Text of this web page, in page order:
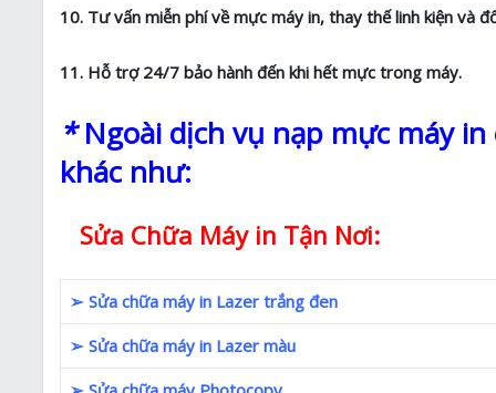
10. Tư vấn miễn phí về mực máy in, thay thế linh kiện và
11. Hỗ trợ 24/7 bảo hành đến khi hết mực trong máy.
*Ngoài dịch vụ nạp mực máy in
khác như:
Sửa Chữa Máy in Tận Nơi:
➢ Sửa chữa máy in Lazer trắng đen
➢ Sửa chữa máy in Lazer màu